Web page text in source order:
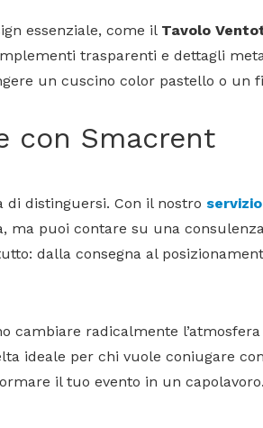
essenziale, come il Tavolo
trasparenti e dettagli
un cuscino color pastello o un
con Smacrent
di distinguersi. Con il nostro
ma puoi contare su una
dalla consegna al
cambiare radicalmente
ideale per chi vuole coniugare
il tuo evento in un capolavoro.